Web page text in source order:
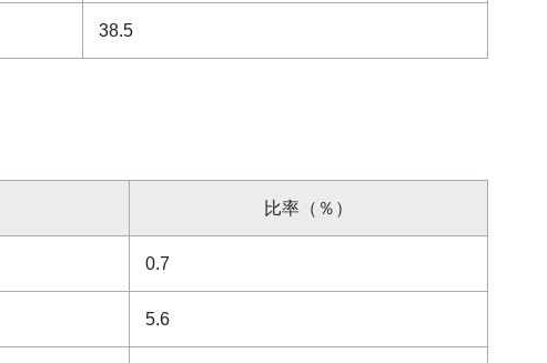
38.5
比率（％）
0.7
5.6